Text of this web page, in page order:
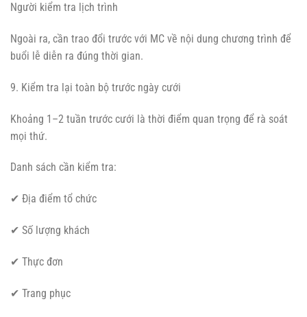
Người kiểm tra lịch trình
Ngoài ra, cần trao đổi trước với MC về nội dung chương trình để
buổi lễ diễn ra đúng thời gian.
9. Kiểm tra lại toàn bộ trước ngày cưới
Khoảng 1–2 tuần trước cưới là thời điểm quan trọng để rà soát
mọi thứ.
Danh sách cần kiểm tra:
✔ Địa điểm tổ chức
✔ Số lượng khách
✔ Thực đơn
✔ Trang phục